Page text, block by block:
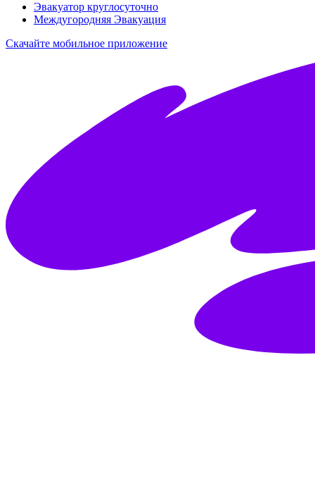
Эвакуатор круглосуточно
Междугородняя Эвакуация
Скачайте мобильное приложение